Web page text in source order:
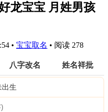
龙宝宝 月姓男孩
• 宝宝取名 • 阅读 278
八字改名 姓名祥批
出生